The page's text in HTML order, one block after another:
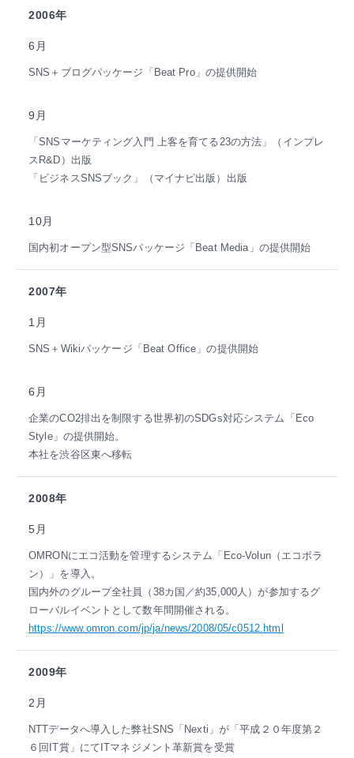
2006年
6月
SNS＋ブログパッケージ「Beat Pro」の提供開始
9月
「SNSマーケティング入門 上客を育てる23の方法」（インプレ
スR&D）出版
「ビジネスSNSブック」（マイナビ出版）出版
10月
国内初オープン型SNSパッケージ「Beat Media」の提供開始
2007年
1月
SNS＋Wikiパッケージ「Beat Office」の提供開始
6月
企業のCO2排出を制限する世界初のSDGs対応システム「Eco
Style」の提供開始。
本社を渋谷区東へ移転
2008年
5月
OMRONにエコ活動を管理するシステム「Eco‐Volun（エコボラ
ン）」を導入。
国内外のグループ全社員（38カ国／約35,000人）が参加するグ
ローバルイベントとして数年間開催される。
https://www.omron.com/jp/ja/news/2008/05/c0512.html
2009年
2月
NTTデータへ導入した弊社SNS「Nexti」が「平成２０年度第２
６回IT賞」にてITマネジメント革新賞を受賞